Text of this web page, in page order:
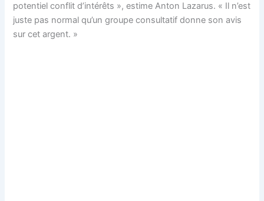
potentiel conflit d’intérêts », estime Anton Lazarus. « Il n’est
juste pas normal qu’un groupe consultatif donne son avis
sur cet argent. »